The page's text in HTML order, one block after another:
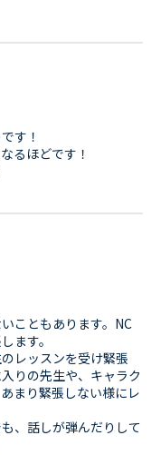
す！
るほどです！
こともあります。NC
ます。
レッスンを受け緊張
りの先生や、キャラク
まり緊張しない様にレ
、話しが弾んだりして